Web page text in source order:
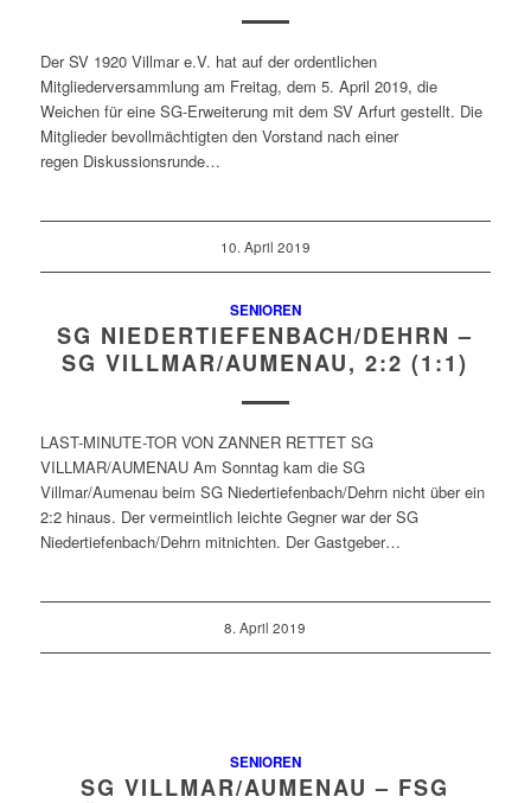
Der SV 1920 Villmar e.V. hat auf der ordentlichen
Mitgliederversammlung am Freitag, dem 5. April 2019, die
Weichen für eine SG-Erweiterung mit dem SV Arfurt gestellt. Die
Mitglieder bevollmächtigten den Vorstand nach einer
regen Diskussionsrunde…
10. April 2019
SENIOREN
SG NIEDERTIEFENBACH/DEHRN –
SG VILLMAR/AUMENAU, 2:2 (1:1)
LAST-MINUTE-TOR VON ZANNER RETTET SG
VILLMAR/AUMENAU Am Sonntag kam die SG
Villmar/Aumenau beim SG Niedertiefenbach/Dehrn nicht über ein
2:2 hinaus. Der vermeintlich leichte Gegner war der SG
Niedertiefenbach/Dehrn mitnichten. Der Gastgeber…
8. April 2019
SENIOREN
SG VILLMAR/AUMENAU – FSG